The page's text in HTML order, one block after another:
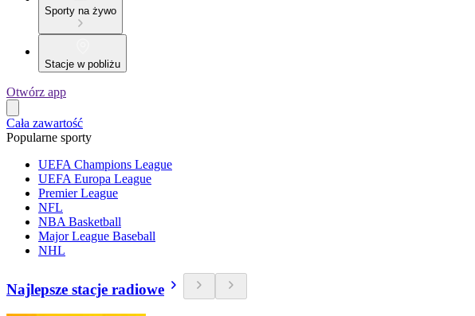
Sporty na żywo
Stacje w pobliżu
Otwórz app
Cała zawartość
Popularne sporty
UEFA Champions League
UEFA Europa League
Premier League
NFL
NBA Basketball
Major League Baseball
NHL
Najlepsze stacje radiowe